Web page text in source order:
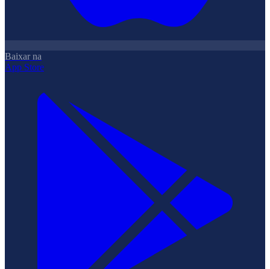
Baixar na
App Store